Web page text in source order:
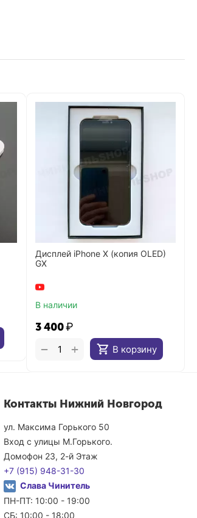
Дисплей iPhone X (копия OLED)
GX
В наличии
3 400₽
В корзину
+
−
Контакты Нижний Новгород
ул. Максима Горького 50
Вход с улицы М.Горького.
Домофон 23, 2-й Этаж
+7 (915) 948-31-30
Слава Чинитель
ПН-ПТ: 10:00 - 19:00
СБ: 10:00 - 18:00